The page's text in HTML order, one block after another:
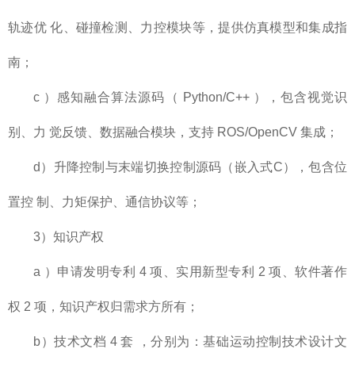
轨迹优 化、碰撞检测、力控模块等，提供仿真模型和集成指
南；
c ）感知融合算法源码（ Python/C++ ），包含视觉识
别、力 觉反馈、数据融合模块，支持 ROS/OpenCV 集成；
d）升降控制与末端切换控制源码（嵌入式C），包含位
置控 制、力矩保护、通信协议等；
3）知识产权
a ）申请发明专利 4 项、实用新型专利 2 项、软件著作
权 2 项，知识产权归需求方所有；
b）技术文档 4 套 ，分别为：基础运动控制技术设计文